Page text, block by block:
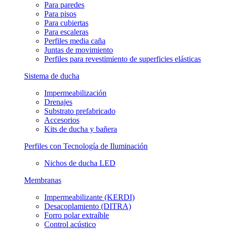
Para paredes
Para pisos
Para cubiertas
Para escaleras
Perfiles media caña
Juntas de movimiento
Perfiles para revestimiento de superficies elásticas
Sistema de ducha
Impermeabilización
Drenajes
Substrato prefabricado
Accesorios
Kits de ducha y bañera
Perfiles con Tecnología de Iluminación
Nichos de ducha LED
Membranas
Impermeabilizante (KERDI)
Desacoplamiento (DITRA)
Forro polar extraíble
Control acústico